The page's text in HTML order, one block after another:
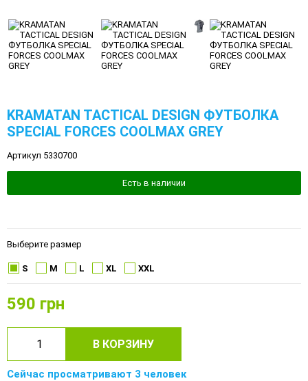
KRAMATAN TACTICAL DESIGN ФУТБОЛКА
SPECIAL FORCES COOLMAX GREY
Артикул 5330700
Есть в наличии
Выберите размер
S M L XL XXL
590 грн
В КОРЗИНУ
Сейчас просматривают 3 человек